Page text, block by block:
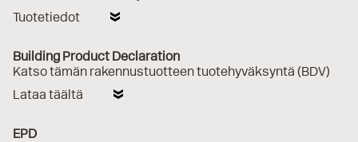
Tuotetiedot
Building Product Declaration
Katso tämän rakennustuotteen tuotehyväksyntä (BDV)
Lataa täältä
EPD